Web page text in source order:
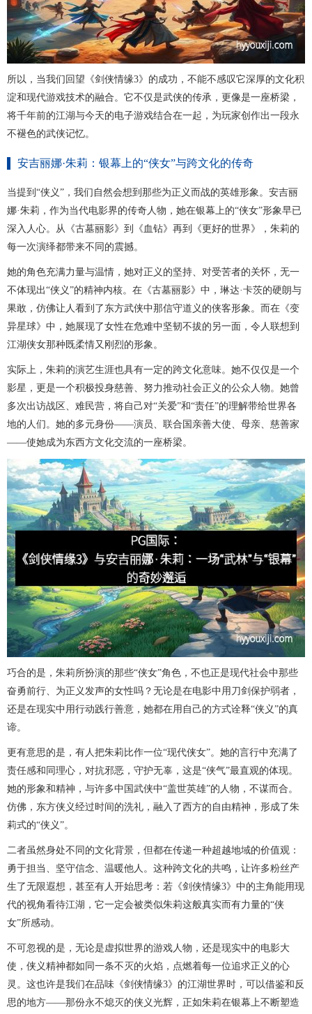
所以，当我们回望《剑侠情缘3》的成功，不能不感叹它深厚的文化积
淀和现代游戏技术的融合。它不仅是武侠的传承，更像是一座桥梁，
将千年前的江湖与今天的电子游戏结合在一起，为玩家创作出一段永
不褪色的武侠记忆。
安吉丽娜·朱莉：银幕上的“侠女”与跨文化的传奇
当提到“侠义”，我们自然会想到那些为正义而战的英雄形象。安吉丽
娜·朱莉，作为当代电影界的传奇人物，她在银幕上的“侠女”形象早已
深入人心。从《古墓丽影》到《血钻》再到《更好的世界》，朱莉的
每一次演绎都带来不同的震撼。
她的角色充满力量与温情，她对正义的坚持、对受苦者的关怀，无一
不体现出“侠义”的精神内核。在《古墓丽影》中，琳达·卡茨的硬朗与
果敢，仿佛让人看到了东方武侠中那信守道义的侠客形象。而在《变
异星球》中，她展现了女性在危难中坚韧不拔的另一面，令人联想到
江湖侠女那种既柔情又刚烈的形象。
实际上，朱莉的演艺生涯也具有一定的跨文化意味。她不仅仅是一个
影星，更是一个积极投身慈善、努力推动社会正义的公众人物。她曾
多次出访战区、难民营，将自己对“关爱”和“责任”的理解带给世界各
地的人们。她的多元身份——演员、联合国亲善大使、母亲、慈善家
——使她成为东西方文化交流的一座桥梁。
巧合的是，朱莉所扮演的那些“侠女”角色，不也正是现代社会中那些
奋勇前行、为正义发声的女性吗？无论是在电影中用刀剑保护弱者，
还是在现实中用行动践行善意，她都在用自己的方式诠释“侠义”的真
谛。
更有意思的是，有人把朱莉比作一位“现代侠女”。她的言行中充满了
责任感和同理心，对抗邪恶，守护无辜，这是“侠气”最直观的体现。
她的形象和精神，与许多中国武侠中“盖世英雄”的人物，不谋而合。
仿佛，东方侠义经过时间的洗礼，融入了西方的自由精神，形成了朱
莉式的“侠义”。
二者虽然身处不同的文化背景，但都在传递一种超越地域的价值观：
勇于担当、坚守信念、温暖他人。这种跨文化的共鸣，让许多粉丝产
生了无限遐想，甚至有人开始思考：若《剑侠情缘3》中的主角能用现
代的视角看待江湖，它一定会被类似朱莉这般真实而有力量的“侠
女”所感动。
不可忽视的是，无论是虚拟世界的游戏人物，还是现实中的电影大
使，侠义精神都如同一条不灭的火焰，点燃着每一位追求正义的心
灵。这也许是我们在品味《剑侠情缘3》的江湖世界时，可以借鉴和反
思的地方——那份永不熄灭的侠义光辉，正如朱莉在银幕上不断塑造